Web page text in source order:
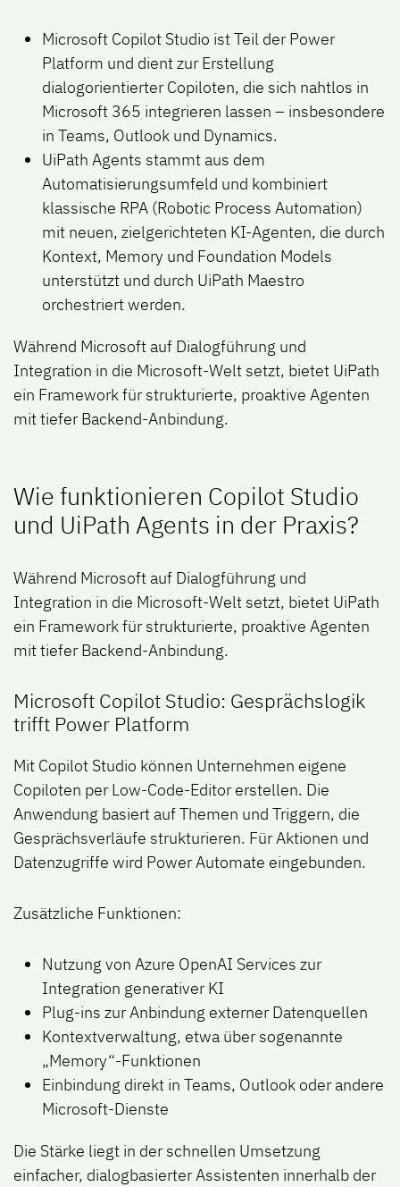
Microsoft Copilot Studio ist Teil der Power
Platform und dient zur Erstellung
dialogorientierter Copiloten, die sich nahtlos in
Microsoft 365 integrieren lassen – insbesondere
in Teams, Outlook und Dynamics.
UiPath Agents stammt aus dem
Automatisierungsumfeld und kombiniert
klassische RPA (Robotic Process Automation)
mit neuen, zielgerichteten KI-Agenten, die durch
Kontext, Memory und Foundation Models
unterstützt und durch UiPath Maestro
orchestriert werden.
Während Microsoft auf Dialogführung und
Integration in die Microsoft-Welt setzt, bietet UiPath
ein Framework für strukturierte, proaktive Agenten
mit tiefer Backend-Anbindung.
Wie funktionieren Copilot Studio
und UiPath Agents in der Praxis?
Während Microsoft auf Dialogführung und
Integration in die Microsoft-Welt setzt, bietet UiPath
ein Framework für strukturierte, proaktive Agenten
mit tiefer Backend-Anbindung.
Microsoft Copilot Studio: Gesprächslogik
trifft Power Platform
Mit Copilot Studio können Unternehmen eigene
Copiloten per Low-Code-Editor erstellen. Die
Anwendung basiert auf Themen und Triggern, die
Gesprächsverläufe strukturieren. Für Aktionen und
Datenzugriffe wird Power Automate eingebunden.
Zusätzliche Funktionen:
Nutzung von Azure OpenAI Services zur
Integration generativer KI
Plug-ins zur Anbindung externer Datenquellen
Kontextverwaltung, etwa über sogenannte
„Memory“-Funktionen
Einbindung direkt in Teams, Outlook oder andere
Microsoft-Dienste
Die Stärke liegt in der schnellen Umsetzung
einfacher, dialogbasierter Assistenten innerhalb der